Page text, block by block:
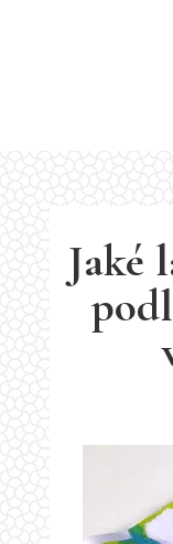
Jaké